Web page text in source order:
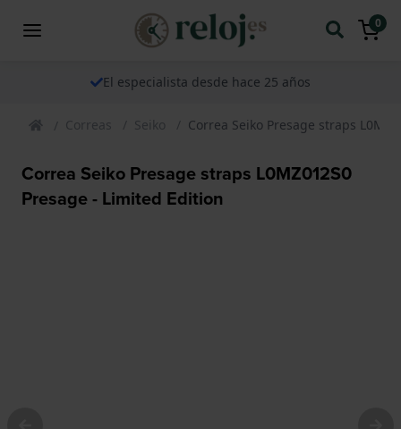
0
El especialista desde hace 25 años
Correas Seiko Correa Seiko Presage straps
Correa Seiko Presage straps L0MZ012S0
Presage - Limited Edition